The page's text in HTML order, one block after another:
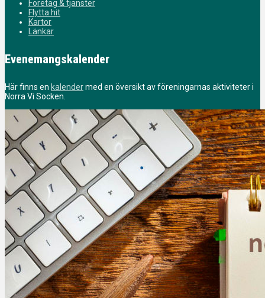
Företag & tjänster
Flytta hit
Kartor
Länkar
Evenemangskalender
Här finns en kalendermed en översikt av föreningarnas aktiviteter i
Norra Vi Socken.